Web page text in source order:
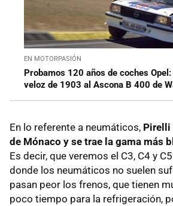
EN MOTORPASIÓN
Probamos 120 años de coches
veloz de 1903 al Ascona B 400 de
En lo referente a neumáticos, Pirelli
de Mónaco y se trae la gama más
Es decir, que veremos el C3, C4 y
donde los neumáticos no suelen
pasan peor los frenos, que tienen
poco tiempo para la refrigeración,